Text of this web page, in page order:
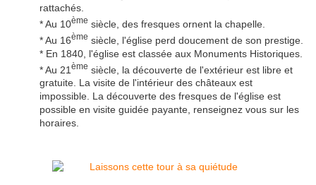
rattachés.
* Au 10ème siècle, des fresques ornent la chapelle.
* Au 16ème siècle, l'église perd doucement de son prestige.
* En 1840, l'église est classée aux Monuments Historiques.
* Au 21 ème siècle, la découverte de l'extérieur est libre et
gratuite. La visite de l'intérieur des châteaux est
impossible. La découverte des fresques de l'église est
possible en visite guidée payante, renseignez vous sur les
horaires.